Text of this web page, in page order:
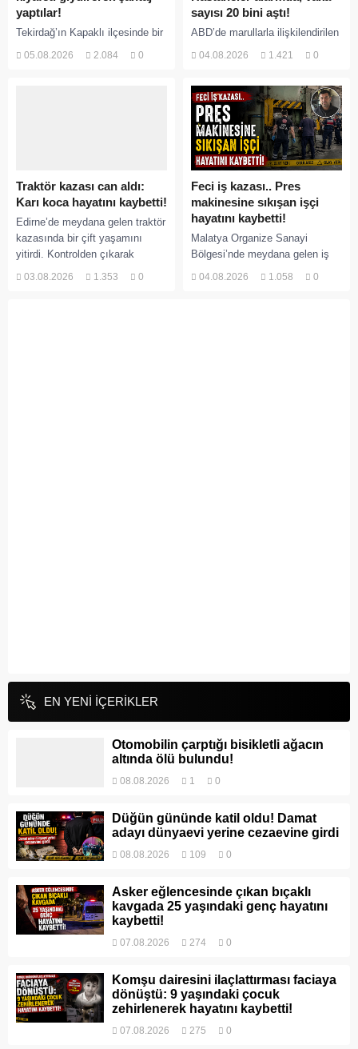
yaptılar!
Tekirdağ’ın Kapaklı ilçesinde bir
kişiyi, arkadaşının eşiyle ilişki
05.08.2026 2.084 0
sayısı 20 bini aştı!
ABD’de marullarla ilişkilendirilen
siklospora salgını büyümeye
vaka sayısının 20 bini aştığı
belirtilirken, sağlık...
04.08.2026 1.421 0
Traktör kazası can aldı:
Karı koca hayatını kaybetti!
Edirne’de meydana gelen traktör
kazasında bir çift yaşamını
yitirdi. Kontrolden çıkarak
devrilen traktörün altında kalan
03.08.2026 1.353 0
Feci iş kazası.. Pres
makinesine sıkışan işçi
hayatını kaybetti!
Malatya Organize Sanayi
Bölgesi’nde meydana gelen iş
kazasında, pres makinesine
04.08.2026 1.058 0
EN YENİ İÇERİKLER
Otomobilin çarptığı bisikletli ağacın
altında ölü bulundu!
08.08.2026 1 0
Düğün gününde katil oldu! Damat
adayı dünyaevi yerine cezaevine girdi
08.08.2026 109 0
Asker eğlencesinde çıkan bıçaklı
kavgada 25 yaşındaki genç hayatını
kaybetti!
07.08.2026 274 0
Komşu dairesini ilaçlattırması faciaya
dönüştü: 9 yaşındaki çocuk
zehirlenerek hayatını kaybetti!
07.08.2026 275 0